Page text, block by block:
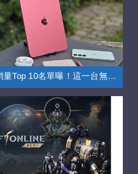
平板銷量Top 10名單曝！這一台無懸念奪冠